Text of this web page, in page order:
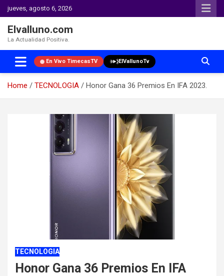
jueves, agosto 6, 2026
Elvalluno.com
La Actualidad Positiva.
En Vivo TimecasTV ElVallunoTv
Home TECNOLOGIA
Honor Gana 36 Premios En IFA 2023.
TECNOLOGIA
Honor Gana 36 Premios En IFA